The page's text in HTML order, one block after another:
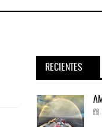
RECIENTES